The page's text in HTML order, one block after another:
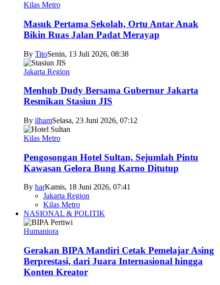
Kilas Metro
Masuk Pertama Sekolah, Ortu Antar Anak
Bikin Ruas Jalan Padat Merayap
By TitoSenin, 13 Juli 2026, 08:38
Jakarta Region
Menhub Dudy Bersama Gubernur Jakarta
Resmikan Stasiun JIS
By ilhamSelasa, 23 Juni 2026, 07:12
Kilas Metro
Pengosongan Hotel Sultan, Sejumlah Pintu
Kawasan Gelora Bung Karno Ditutup
By harKamis, 18 Juni 2026, 07:41
Jakarta Region
Kilas Metro
NASIONAL & POLITIK
Humaniora
Gerakan BIPA Mandiri Cetak Pemelajar Asing
Berprestasi, dari Juara Internasional hingga
Konten Kreator